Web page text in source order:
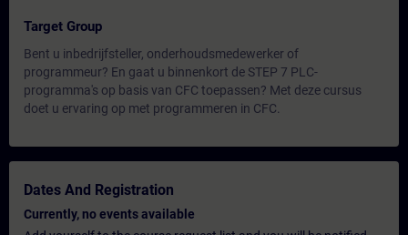
Target Group
Bent u inbedrijfsteller, onderhoudsmedewerker of
programmeur? En gaat u binnenkort de STEP 7 PLC-
programma's op basis van CFC toepassen? Met deze cursus
doet u ervaring op met programmeren in CFC.
Dates And Registration
Currently, no events available